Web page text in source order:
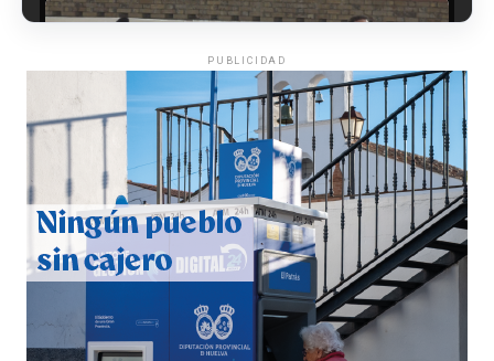
CUARTA CORRIDA DE LAS FIESTAS COLOMBINAS
2026
hace 4 días·Huelvatv
PUBLICIDAD